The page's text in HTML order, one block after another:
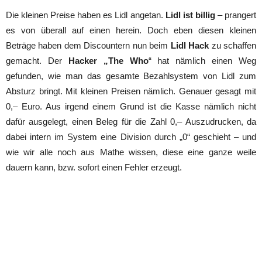
Die kleinen Preise haben es Lidl angetan. Lidl ist billig– prangert
es von überall auf einen herein. Doch eben diesen kleinen
Beträge haben dem Discountern nun beim Lidl Hack zu schaffen
gemacht. Der Hacker „The Who“ hat nämlich einen Weg
gefunden, wie man das gesamte Bezahlsystem von Lidl zum
Absturz bringt. Mit kleinen Preisen nämlich. Genauer gesagt mit
0,– Euro. Aus irgend einem Grund ist die Kasse nämlich nicht
dafür ausgelegt, einen Beleg für die Zahl 0,– Auszudrucken, da
dabei intern im System eine Division durch „0“ geschieht – und
wie wir alle noch aus Mathe wissen, diese eine ganze weile
dauern kann, bzw. sofort einen Fehler erzeugt.